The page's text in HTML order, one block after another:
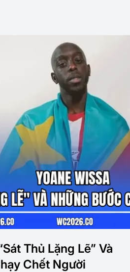
Thủ Lặng Lẽ” Và
Chết Người